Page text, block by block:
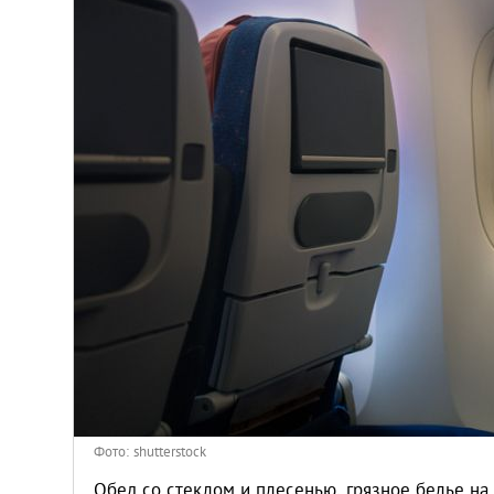
Киев
Лондон
Лос-Анджелес
Паттайя
Пхукет
Санкт-Петербург
Фото: shutterstock